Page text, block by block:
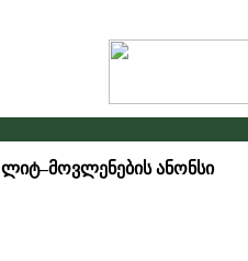
ლიტ–მოვლენების ანონსი